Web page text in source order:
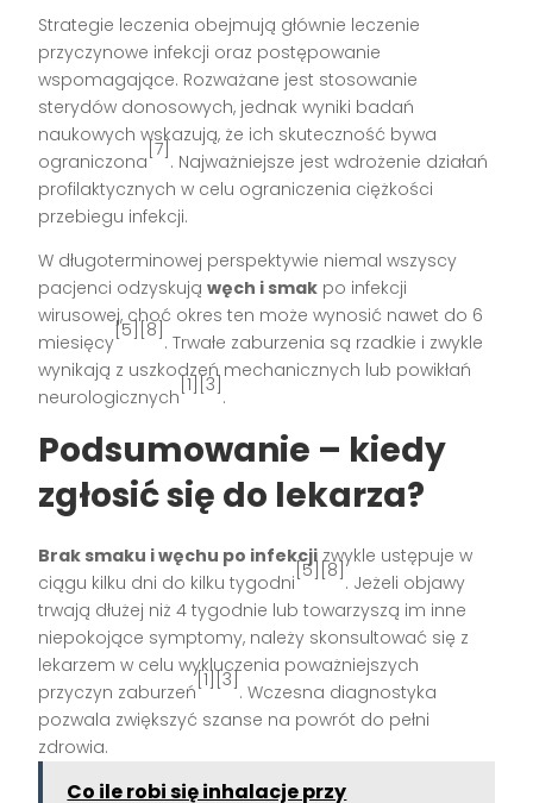
Strategie leczenia obejmują głównie leczenie
przyczynowe infekcji oraz postępowanie
wspomagające. Rozważane jest stosowanie
sterydów donosowych, jednak wyniki badań
naukowych wskazują, że ich skuteczność bywa
ograniczona
[7]
. Najważniejsze jest wdrożenie działań
profilaktycznych w celu ograniczenia ciężkości
przebiegu infekcji.
W długoterminowej perspektywie niemal wszyscy
pacjenci odzyskująwęch i smak po infekcji
wirusowej, choć okres ten może wynosić nawet do 6
miesięcy
[5][8]
. Trwałe zaburzenia są rzadkie i zwykle
wynikają z uszkodzeń mechanicznych lub powikłań
neurologicznych
[1][3]
.
Podsumowanie – kiedy
zgłosić się do lekarza?
Brak smaku i węchu po infekcji zwykle ustępuje w
ciągu kilku dni do kilku tygodni
[5][8]
. Jeżeli objawy
trwają dłużej niż 4 tygodnie lub towarzyszą im inne
niepokojące symptomy, należy skonsultować się z
lekarzem w celu wykluczenia poważniejszych
przyczyn zaburzeń
[1][3]
. Wczesna diagnostyka
pozwala zwiększyć szanse na powrót do pełni
zdrowia.
Co ile robi się inhalacje przy